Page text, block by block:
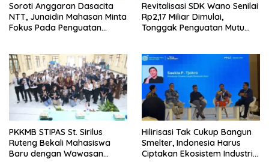
Soroti Anggaran Dasacita
NTT, Junaidin Mahasan Minta
Fokus Pada Penguatan
Revitalisasi SDK Wano Senilai
Rp2,17 Miliar Dimulai,
Tonggak Penguatan Mutu
PKKMB STIPAS St. Sirilus
Ruteng Bekali Mahasiswa
Baru dengan Wawasan
Hilirisasi Tak Cukup Bangun
Smelter, Indonesia Harus
Ciptakan Ekosistem Industri